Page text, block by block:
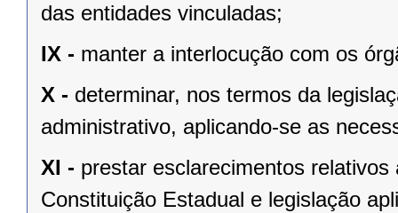
das entidades vinculadas;
IX - manter a interlocução com os
X - determinar, nos termos da
administrativo, aplicando-se as
XI - prestar esclarecimentos
Constituição Estadual e legislação